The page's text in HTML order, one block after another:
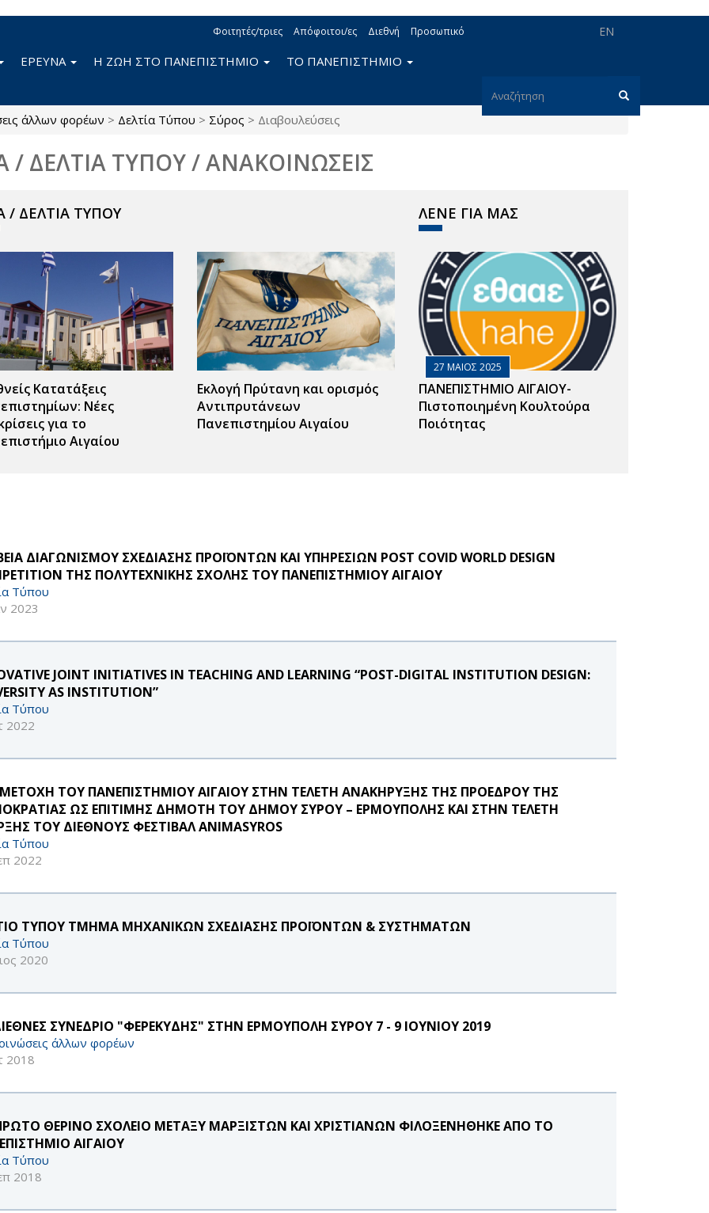
EN
Φοιτητές/τριες Απόφοιτοι/ες Διεθνή Προσωπικό
Φόρμα
ΕΡΕΥΝΑ Η ΖΩΗ ΣΤΟ ΠΑΝΕΠΙΣΤΗΜΙΟ ΤΟ ΠΑΝΕΠΙΣΤΗΜΙΟ
άλλων φορέων > Δελτία Τύπου > Σύρος > Διαβουλεύσεις
/ ΔΕΛΤΙΑ ΤΥΠΟΥ / ΑΝΑΚΟΙΝΩΣΕΙΣ
/ ΔΕΛΤΙΑ ΤΥΠΟΥ
Κατατάξεις
Νέες
για το
Αιγαίου
Εκλογή Πρύτανη και ορισμός
Αντιπρυτάνεων
Πανεπιστημίου Αιγαίου
ΛΕΝΕ ΓΙΑ ΜΑΣ
27 ΜΑΙΟΣ 2025
ΠΑΝΕΠΙΣΤΗΜΙΟ ΑΙΓΑΙΟΥ-
Πιστοποιημένη Κουλτούρα
Ποιότητας
ΔΙΑΓΩΝΙΣΜΟΥ ΣΧΕΔΙΑΣΗΣ ΠΡΟΪΟΝΤΩΝ ΚΑΙ ΥΠΗΡΕΣΙΩΝ POST COVID WORLD DESIGN
ΤΗΣ ΠΟΛΥΤΕΧΝΙΚΗΣ ΣΧΟΛΗΣ ΤΟΥ ΠΑΝΕΠΙΣΤΗΜΙΟΥ ΑΙΓΑΙΟΥ
Τύπου
2023
JOINT INITIATIVES IN TEACHING AND LEARNING “POST-DIGITAL INSTITUTION DESIGN:
AS INSTITUTION”
Τύπου
2022
ΤΟΥ ΠΑΝΕΠΙΣΤΗΜΙΟΥ ΑΙΓΑΙΟΥ ΣΤΗΝ ΤΕΛΕΤΗ ΑΝΑΚΗΡΥΞΗΣ ΤΗΣ ΠΡΟΕΔΡΟΥ ΤΗΣ
ΩΣ ΕΠΙΤΙΜΗΣ ΔΗΜΟΤΗ ΤΟΥ ΔΗΜΟΥ ΣΥΡΟΥ – ΕΡΜΟΥΠΟΛΗΣ ΚΑΙ ΣΤΗΝ ΤΕΛΕΤΗ
ΤΟΥ ΔΙΕΘΝΟΥΣ ΦΕΣΤΙΒΑΛ ANIMASYROS
Τύπου
2022
ΤΥΠΟΥ ΤΜΗΜΑ ΜΗΧΑΝΙΚΩΝ ΣΧΕΔΙΑΣΗΣ ΠΡΟΪΟΝΤΩΝ & ΣΥΣΤΗΜΑΤΩΝ
Τύπου
2020
ΣΥΝΕΔΡΙΟ "ΦΕΡΕΚΥΔΗΣ" ΣΤΗΝ ΕΡΜΟΥΠΟΛΗ ΣΥΡΟΥ 7 - 9 ΙΟΥΝΙΟΥ 2019
άλλων φορέων
2018
ΘΕΡΙΝΟ ΣΧΟΛΕΙΟ ΜΕΤΑΞΥ ΜΑΡΞΙΣΤΩΝ ΚΑΙ ΧΡΙΣΤΙΑΝΩΝ ΦΙΛΟΞΕΝΗΘΗΚΕ ΑΠΟ ΤΟ
ΑΙΓΑΙΟΥ
Τύπου
2018